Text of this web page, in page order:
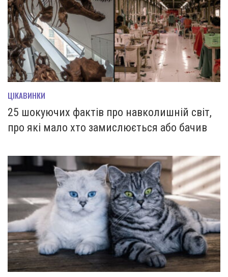
ЦІКАВИНКИ
25 шокуючих фактів про навколишній світ,
про які мало хто замислюється або бачив